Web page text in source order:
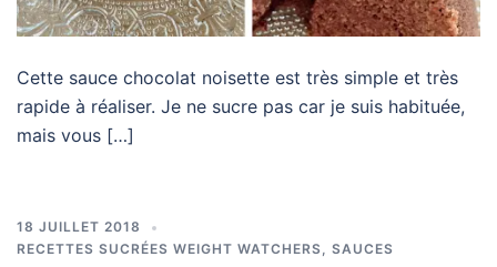
Cette sauce chocolat noisette est très simple et très
rapide à réaliser. Je ne sucre pas car je suis habituée,
mais vous […]
18 JUILLET 2018
RECETTES SUCRÉES WEIGHT WATCHERS
SAUCES